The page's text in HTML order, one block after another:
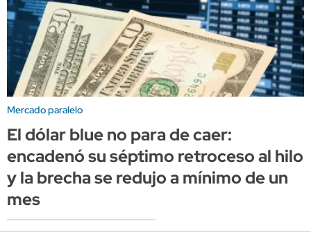
Mercado paralelo
El dólar blue no para de caer:
encadenó su séptimo retroceso al hilo
y la brecha se redujo a mínimo de un
mes